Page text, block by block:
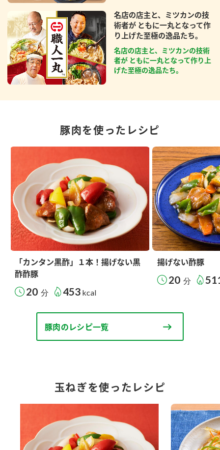
名店の店主と、ミツカンの技
術者が ともに一丸となって作
り上げた至極の逸品たち。
名店の店主と、ミツカンの技術
者が ともに一丸となって作り上
げた至極の逸品たち。
豚肉を使ったレシピ
「カンタン黒酢」１本！揚げない黒
酢酢豚
20 分 453 kcal
揚げない酢豚
20 分
豚肉のレシピ一覧
玉ねぎを使ったレシピ